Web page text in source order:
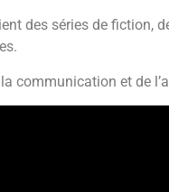
des séries de fiction,
communication et de